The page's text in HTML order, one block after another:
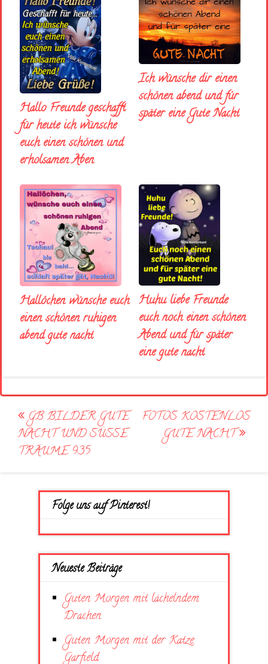
Hallo Freunde geschafft
für heute ich wünsche
euch einen schönen und
erholsamen Aben
Ich wünsche dir einen
schönen abend und fúr
später eine Gute Nacht
Hallöchen wünsche euch
einen schönen ruhigen
abend gute nacht
Huhu liebe Freunde
euch noch einen schönen
Abend und für später
eine gute nacht
Post
navigation
GB BILDER GUTE
NACHT UND SÜSSE T
RÄUME 935
FOTOS KOSTENLOS
GUTE NACHT
Folge uns auf Pinterest!
Neueste Beiträge
Guten Morgen mit lächelndem
Drachen
Guten Morgen mit der Katze
Garfield